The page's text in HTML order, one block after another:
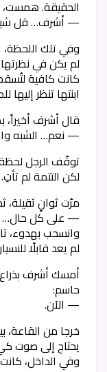
الحقيقة.
— أشرف… قل
وفي تلك
لم يكن في
كانت كافية
ابنتها تنظر
قال أشرف
— نعم… الشبه
توقّف الرجل
لكن التتمة لم تأتِ.
مرّت ثوانٍ ثقيلة،
— على كل حال…
وانسحب بهدوء،
لم يعد قابلًا
أمسك أشرف
حاسم:
— الآن.
خرجا من القاعة،
يحتاج إلى صوت
وفي الداخل،